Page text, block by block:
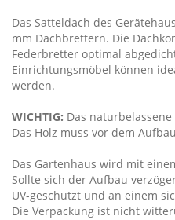
Das Satteldach des
mm Dachbrettern. Die
Federbretter optimal
Einrichtungsmöbel können
werden.
WICHTIG: Das
Das Holz muss vor dem
Das Gartenhaus wird mit
Sollte sich der Aufbau
UV-geschützt und an einem
Die Verpackung ist nicht